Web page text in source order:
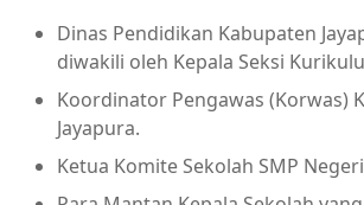
Dinas Pendidikan Kabupaten
diwakili oleh Kepala Seksi
Koordinator Pengawas (Korwas)
Jayapura.
Ketua Komite Sekolah SMP